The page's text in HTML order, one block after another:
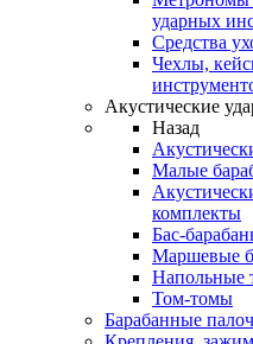
ударных
Средства
Чехлы,
Акустические
Назад
Mалые
комплекты
Бас-
Маршевые
Напольные
Том-томы
Барабанные